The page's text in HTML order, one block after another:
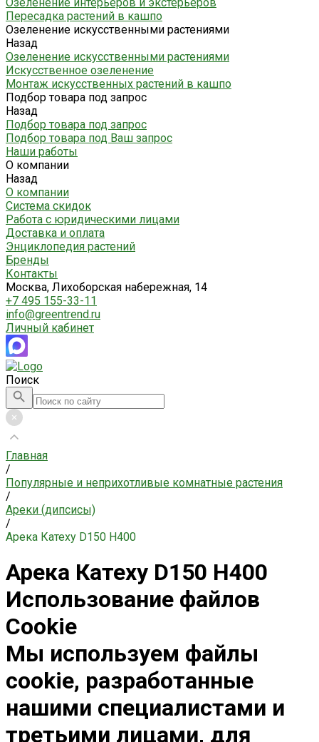
Пересадка растений в кашпо
Озеленение искусственными растениями
Назад
Озеленение искусственными растениями
Искусственное озеленение
Монтаж искусственных растений в кашпо
Подбор товара под запрос
Назад
Подбор товара под запрос
Подбор товара под Ваш запрос
Наши работы
О компании
Назад
О компании
Система скидок
Работа с юридическими лицами
Доставка и оплата
Энциклопедия растений
Бренды
Контакты
Москва, Лихоборская набережная, 14
+7 495 155-33-11
info@greentrend.ru
Личный кабинет
Поиск
Главная
/
Популярные и неприхотливые комнатные растения
/
Ареки (дипсисы)
/
Арека Катеху D150 H400
Арека Катеху D150 H400
Использование файлов
Cookie
Мы используем файлы
cookie, разработанные
нашими специалистами и
третьими лицами, для